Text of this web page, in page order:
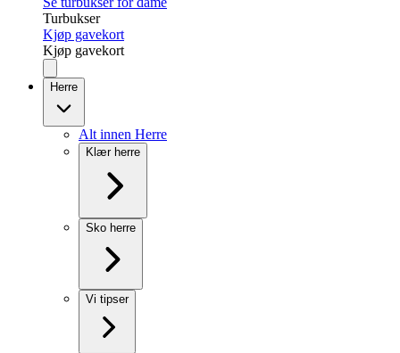
Turbukser
Kjøp gavekort
Kjøp gavekort
Herre
Alt innen Herre
Klær herre
Sko herre
Vi tipser